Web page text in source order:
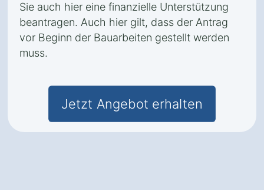
Sie auch hier eine finanzielle Unterstützung
beantragen. Auch hier gilt, dass der Antrag
vor Beginn der Bauarbeiten gestellt werden
muss.
Jetzt Angebot erhalten